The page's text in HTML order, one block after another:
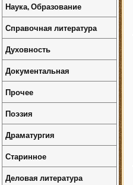
Наука, Образование
Справочная литература
Духовность
Документальная
Прочее
Поэзия
Драматургия
Старинное
Деловая литература